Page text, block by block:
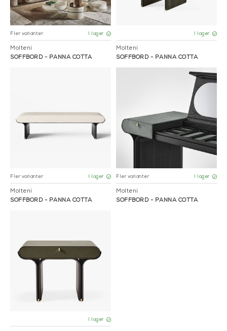
Fler varianter I lager
Molteni
SOFFBORD - PANNA COTTA
I lager
Molteni
SOFFBORD - PANNA COTTA
Fler varianter I lager
Molteni
SOFFBORD - PANNA COTTA
Fler varianter I lager
Molteni
SOFFBORD - PANNA COTTA
I lager